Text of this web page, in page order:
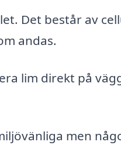
Det består av
andas.
lim direkt på
men